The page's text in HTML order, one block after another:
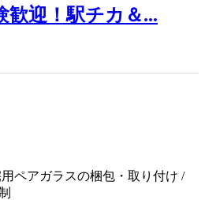
歓迎！駅チカ＆...
ペアガラスの梱包・取り付け /